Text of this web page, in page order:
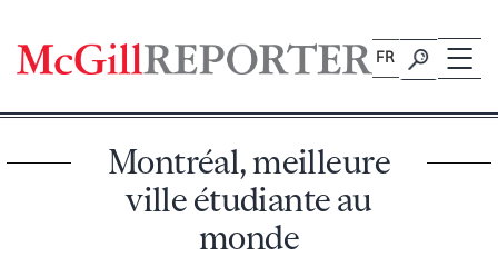
content
FR
Montréal, meilleure
ville étudiante au
monde